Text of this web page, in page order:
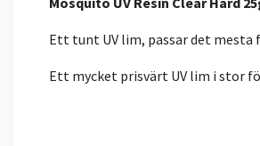
Ett tunt UV lim, passar det mesta
Ett mycket prisvärt UV lim i stor